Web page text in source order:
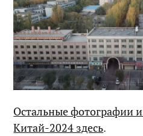
Остальные фотографии
Китай-2024 здесь.